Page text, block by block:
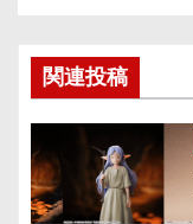
シ
ョ
ン
関連投稿